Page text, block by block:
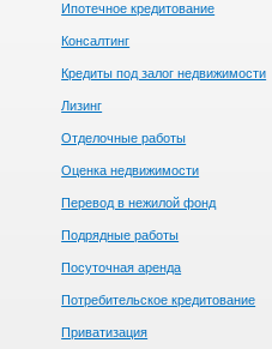
Ипотечное кредитование
Консалтинг
Кредиты под залог недвижимости
Лизинг
Отделочные работы
Оценка недвижимости
Перевод в нежилой фонд
Подрядные работы
Посуточная аренда
Потребительское кредитование
Приватизация